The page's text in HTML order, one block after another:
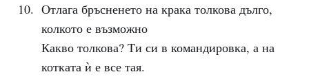
Отлага бръсненето на крака толкова дълго,
колкото е възможно
Какво толкова? Ти си в командировка, а на
котката ѝ е все тая.